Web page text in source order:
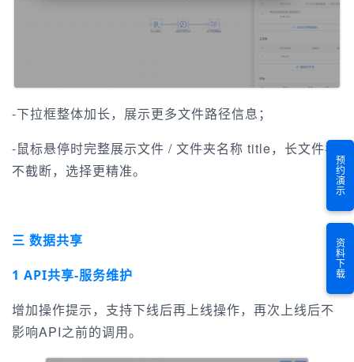
-下拉框整体加长，展示更多文件路径信息；
-鼠标悬停时完整展示文件 / 文件夹名称 title，长文件名
不截断，选择更精准。
三 数据共享
1 API共享-服务维护
增加操作提示，支持下线后再上线操作，再次上线后不
影响API之前的调用。
预约演示
资料下载